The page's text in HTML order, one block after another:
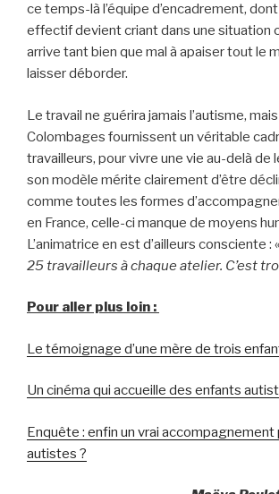
ce temps-là l’équipe d’encadrement,
effectif devient criant dans une situation
arrive tant bien que mal à apaiser tout le
laisser déborder.
Le travail ne guérira jamais l’autisme,
Colombages fournissent un véritable
travailleurs, pour vivre une vie au-delà de
son modèle mérite clairement d’être
comme toutes les formes
en France, celle-ci manque de moyens
L’animatrice en est d’ailleurs consciente : «
25 travailleurs à chaque atelier. C’est
Pour aller plus loin :
Le témoignage d’une mère de trois
Un cinéma qui accueille des enfants
Enquête : enfin un vrai accompagnement
autistes ?